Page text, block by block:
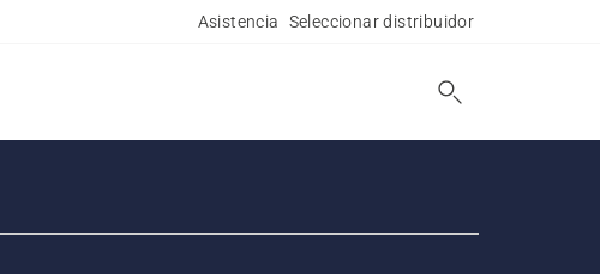
Asistencia Seleccionar distribuidor